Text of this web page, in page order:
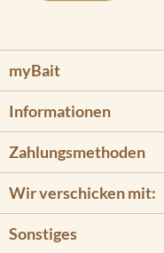
myBait
Informationen
Zahlungsmethoden
Wir verschicken mit:
Sonstiges